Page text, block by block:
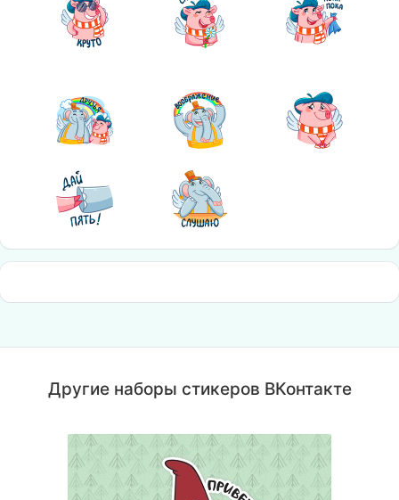
Другие наборы стикеров ВКонтакте